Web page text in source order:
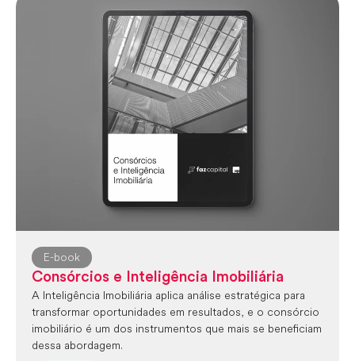
E-book
Consórcios e Inteligência Imobiliária
A Inteligência Imobiliária aplica análise estratégica para
transformar oportunidades em resultados, e o consórcio
imobiliário é um dos instrumentos que mais se beneficiam
dessa abordagem.